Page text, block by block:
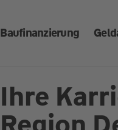
Baufinanzierung
Ihre